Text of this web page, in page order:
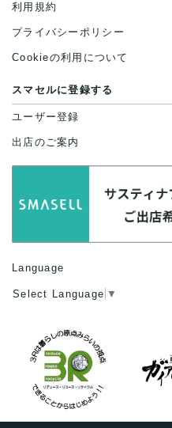
利用規約
プライバシーポリシー
Cookieの利用について
スマセルに登録する
ユーザー登録
出店のご案内
Language
Select Language ▼